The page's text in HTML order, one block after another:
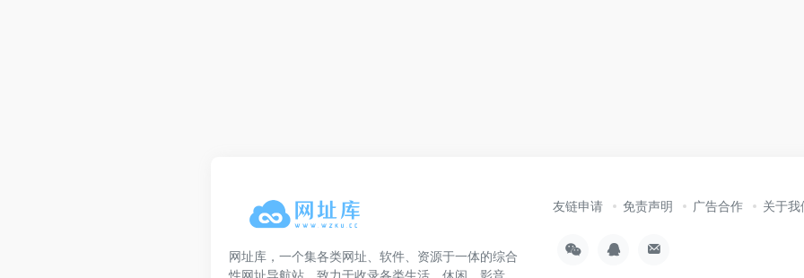
网址库，一个集各类网址、软件、资源于一体的综合
性网址导航站，致力于收录各类生活、休闲、影音、
友链申请 免责声明 广告合作 关于我